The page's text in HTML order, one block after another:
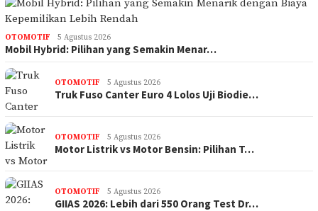
OTOMOTIF 5 Agustus 2026
Mobil Hybrid: Pilihan yang Semakin Menar…
OTOMOTIF 5 Agustus 2026
Truk Fuso Canter Euro 4 Lolos Uji Biodie…
OTOMOTIF 5 Agustus 2026
Motor Listrik vs Motor Bensin: Pilihan T…
OTOMOTIF 5 Agustus 2026
GIIAS 2026: Lebih dari 550 Orang Test Dr…